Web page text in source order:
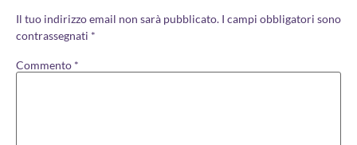
Il tuo indirizzo email non sarà pubblicato. I campi obbligatori sono
contrassegnati *
Commento *